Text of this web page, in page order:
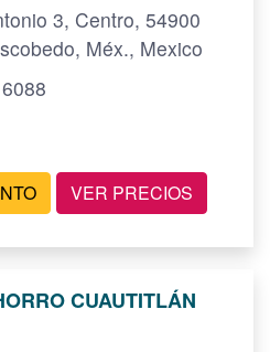
3, Centro, 54900
Méx., Mexico
VER PRECIOS
CUAUTITLÁN